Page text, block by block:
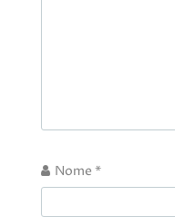
Nome *